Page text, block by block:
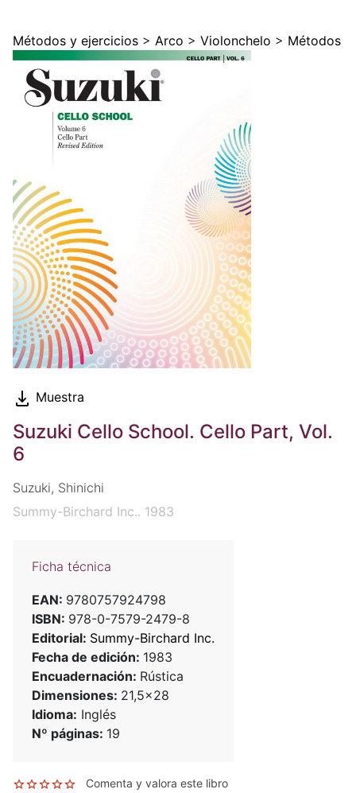
Métodos y ejercicios > Arco > Violonchelo > Métodos
Muestra
Suzuki Cello School. Cello Part, Vol.
6
Suzuki, Shinichi
Summy-Birchard Inc.. 1983
Ficha técnica
EAN: 9780757924798
ISBN: 978-0-7579-2479-8
Editorial: Summy-Birchard Inc.
Fecha de edición: 1983
Encuadernación: Rústica
Dimensiones: 21,5x28
Idioma: Inglés
Nº páginas: 19
Comenta y valora este libro